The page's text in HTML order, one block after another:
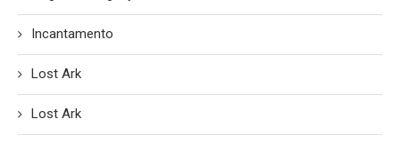
Incantamento
Lost Ark
Lost Ark